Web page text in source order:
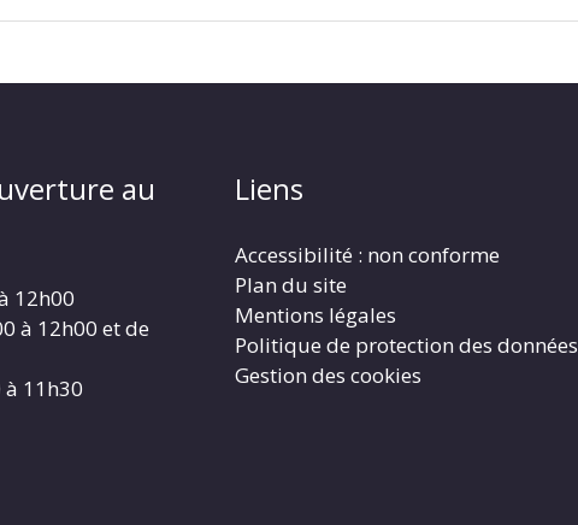
au
12h00
à 12h00 et de
à 11h30
Liens
Accessibilité : non conforme
Plan du site
Mentions légales
Politique de protection des données
Gestion des cookies